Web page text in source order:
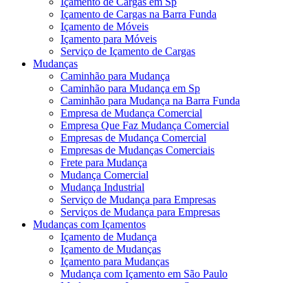
Içamento de Cargas na Barra Funda
Içamento de Móveis
Içamento para Móveis
Serviço de Içamento de Cargas
Mudanças
Caminhão para Mudança
Caminhão para Mudança em Sp
Caminhão para Mudança na Barra Funda
Empresa de Mudança Comercial
Empresa Que Faz Mudança Comercial
Empresas de Mudança Comercial
Empresas de Mudanças Comerciais
Frete para Mudança
Mudança Comercial
Mudança Industrial
Serviço de Mudança para Empresas
Serviços de Mudança para Empresas
Mudanças com Içamentos
Içamento de Mudança
Içamento de Mudanças
Içamento para Mudanças
Mudança com Içamento em São Paulo